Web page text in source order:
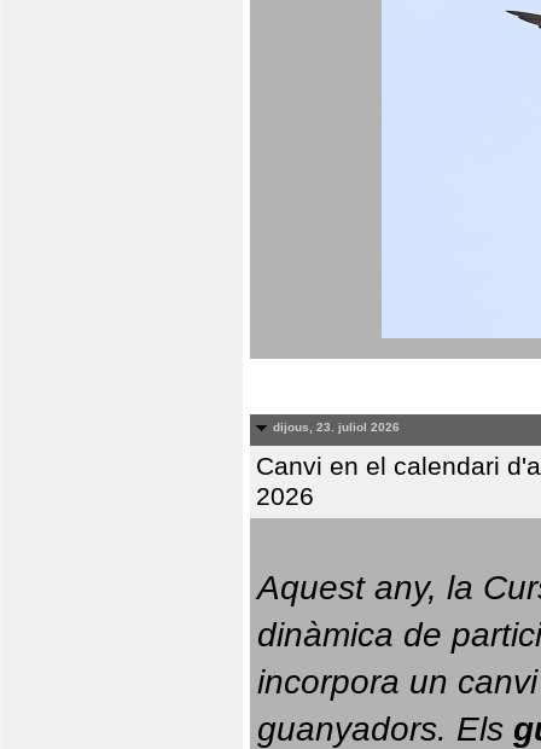
dijous, 23. juliol 2026
Canvi en el calendari
2026
Aquest any, la
dinàmica de
incorpora un
guanyadors. Els